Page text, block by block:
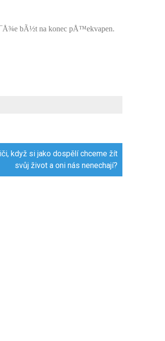
bÃ½t na konec pÅ™ekvapen.
když si jako dospělí chceme žít
svůj život a oni nás nenechají?